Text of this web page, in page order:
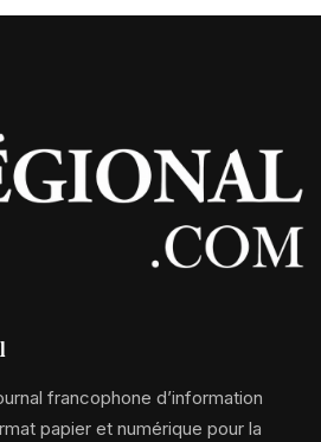
francophone d’information
papier et numérique pour la